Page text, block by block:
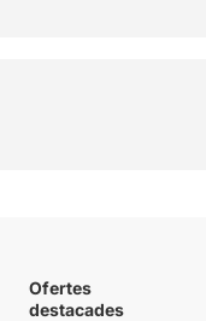
Ofertes
destacades